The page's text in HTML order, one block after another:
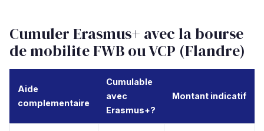
Cumuler Erasmus+ avec la bourse
de mobilite FWB ou VCP (Flandre)
Aide
complementaire
Cumulable
avec
Erasmus+?
Montant indicatif